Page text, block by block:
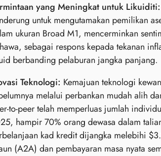
yang Meningkat untuk Likuiditi:
untuk mengutamakan pemilikan
ukuran Broad M1, mencerminkan
sebagai respons kepada tekanan
berbanding pelaburan jangka panjang.
Teknologi: Kemajuan teknologi
melalui perbankan mudah alih
to-peer telah memperluas jumlah
hampir 70% orang dewasa dalam
kad kredit dijangka melebihi
(A2A) dan pembayaran masa nyata